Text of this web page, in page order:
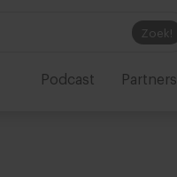
Zoek!
Podcast Partners